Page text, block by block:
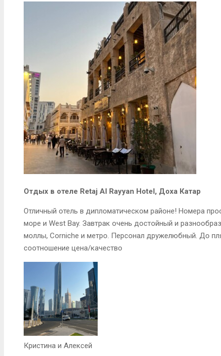
Отдых в отеле Retaj Al Rayyan Hotel, Доха Катар
Отличный отель в дипломатическом районе! Номера
море и West Bay. Завтрак очень достойный и
моллы, Corniche и метро. Персонал дружелюбный. До
соотношение цена/качество
Кристина и Алексей